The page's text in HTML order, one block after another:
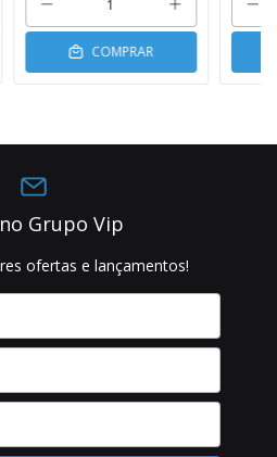
COMPRAR
Grupo Vip
ofertas e lançamentos!